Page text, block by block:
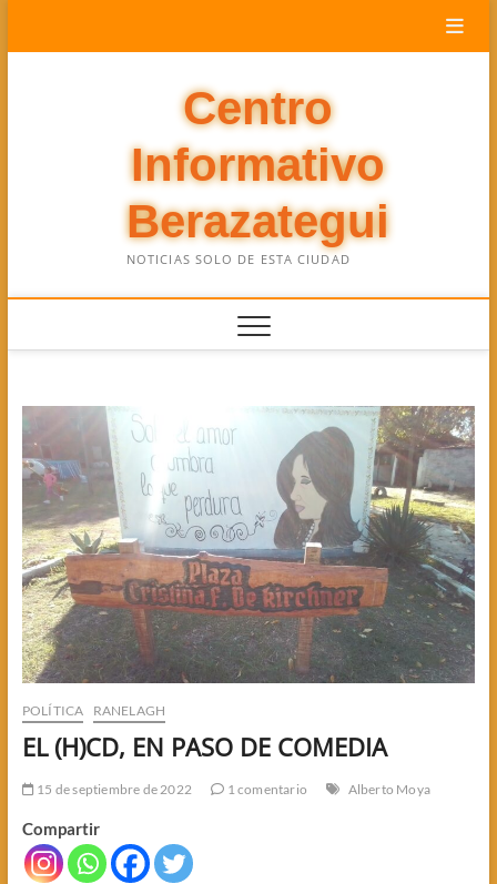
Centro
Informativo
Berazategui
NOTICIAS SOLO DE ESTA CIUDAD
POLÍTICA RANELAGH
EL (H)CD, EN PASO DE COMEDIA
15 de septiembre de 2022 1 comentario Alberto Moya
Compartir